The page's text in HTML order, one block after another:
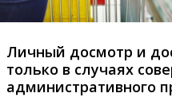
Личный досмотр и
только в случаях
административного